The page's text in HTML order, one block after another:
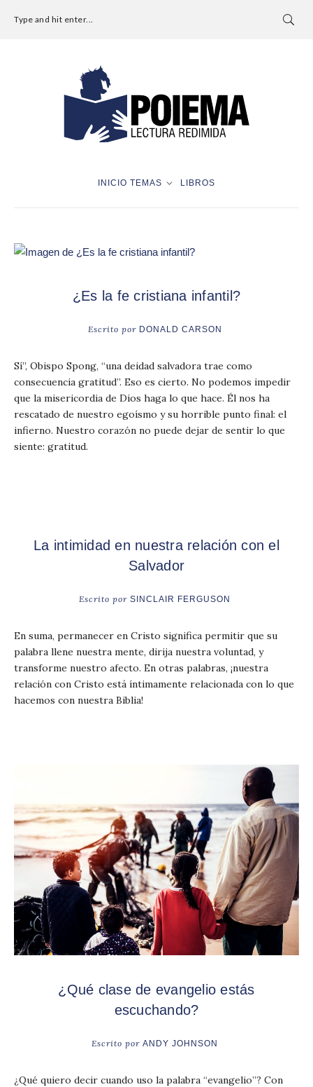
Type and hit enter...
INICIO TEMAS LIBROS
¿Es la fe cristiana infantil?
Escrito por DONALD CARSON
Sí”, Obispo Spong, “una deidad salvadora trae como
consecuencia gratitud”. Eso es cierto. No podemos impedir
que la misericordia de Dios haga lo que hace. Él nos ha
rescatado de nuestro egoísmo y su horrible punto final: el
infierno. Nuestro corazón no puede dejar de sentir lo que
siente: gratitud.
La intimidad en nuestra relación con el
Salvador
Escrito por SINCLAIR FERGUSON
En suma, permanecer en Cristo significa permitir que su
palabra llene nuestra mente, dirija nuestra voluntad, y
transforme nuestro afecto. En otras palabras, ¡nuestra
relación con Cristo está íntimamente relacionada con lo que
hacemos con nuestra Biblia!
¿Qué clase de evangelio estás
escuchando?
Escrito por ANDY JOHNSON
¿Qué quiero decir cuando uso la palabra “evangelio”? Con